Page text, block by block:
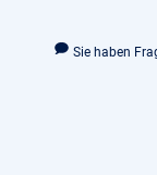
Sie haben